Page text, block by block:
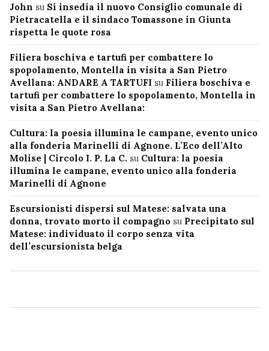
John su Si insedia il nuovo Consiglio comunale di
Pietracatella e il sindaco Tomassone in Giunta
rispetta le quote rosa
Filiera boschiva e tartufi per combattere lo
spopolamento, Montella in visita a San Pietro
Avellana: ANDARE A TARTUFI su Filiera boschiva e
tartufi per combattere lo spopolamento, Montella in
visita a San Pietro Avellana:
Cultura: la poesia illumina le campane, evento unico
alla fonderia Marinelli di Agnone. L’Eco dell’Alto
Molise | Circolo I. P. La C. su Cultura: la poesia
illumina le campane, evento unico alla fonderia
Marinelli di Agnone
Escursionisti dispersi sul Matese: salvata una
donna, trovato morto il compagno su Precipitato sul
Matese: individuato il corpo senza vita
dell’escursionista belga